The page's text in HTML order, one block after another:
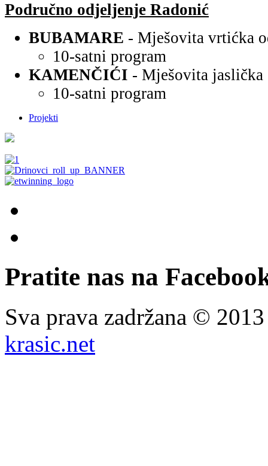
Područno odjeljenje Radonić
BUBAMARE - Mješovita vrtićka
10-satni program
KAMENČIĆI - Mješovita jaslička
10-satni program
Projekti
Pratite nas na
Sva prava zadržana ©
krasic.net